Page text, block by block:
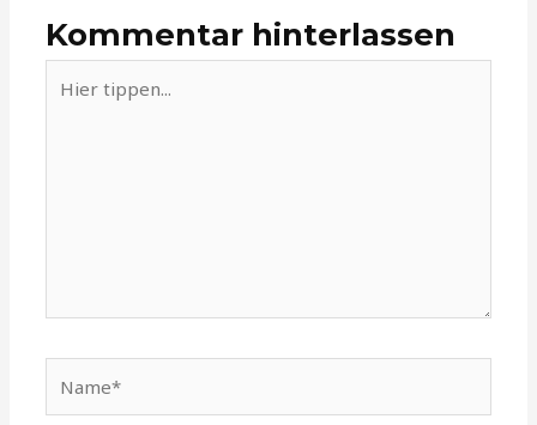
Kommentar hinterlassen
tippen...